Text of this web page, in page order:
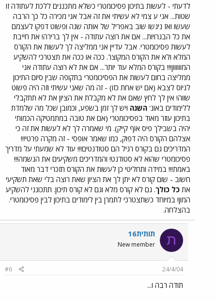
לדעתי - לעשות בתיכון פסיכומטרי כשלא מתכננים ללכת לעתודה זו
שטות... אני ע צמי לא עשיתי את זה אבל אני מכירה כל כך הרבה
שעשו ואז ניגשו שוב באפריל של אותה שנה ופשוט דפקו לעצמם
את כל הבגרויות... אם את רוצה עתודה - אין לך ברירה! את חייבת
לעשות פסיכומטרי. אבל עדיין אני ממליצה לך לעשות את הקורס
המלא ולא את הקורס המקוצר. ככה או ככה את תצטרכי להשקיע
המוווווון!!! בקורס המלא עוד יותר... אם את לא רוצה עתודה אני
ממליצה בחום לעשות את הפסיכומטרי בתקופה שבין סיום התיכון
לגיוס לצבא (אם יש אחת כזו) - זה מה שאני עשיתי וזה היה פשוט
שווה! אין לך לחץ שאם את לא מקבלת את הציון את לא תתקבלי
ללימודים באונ' השנה ויש לך זמן בשפע, וכמובן שכל מה שלמדת
בתיכון עוזר מאוד בפסיכומטרי (אם את טובה במתמטיקה הכמותי
יהיה בשבילך פיס אוף קייק). מי שאמרה לך לא לעשות את זה כי
אצלהם הקורס היה דפוק, כמו שאמר אופסי - זה מקרה פרטי!!!
המדריכים גם בקורס רגיל הם סטודנטים!!! עוד לא שמעתי על מדריך
פסיכומטרי שהוא לא סטודנט! והמדריכים משקיעים את הנשמה!!!
באמת!!! במידה ותחליטי כן לעשות את הקורס תזכרי דבר מאוד
חשוב - שום קורס לא יתן לך את הציון שאת רוצה בלי שאת תשקיעי
את כל כולך. גם לא קורס מלא וגם לא קורס תיכון. תתכונני להשקיע
המון! במיוחד כשתצטרכי לתמרן בין לימודים בתיכון לבין פסיכומטרי.
בהצלחה.
ת תותית16
New member
24/4/04
#6
תודה רבה ו...